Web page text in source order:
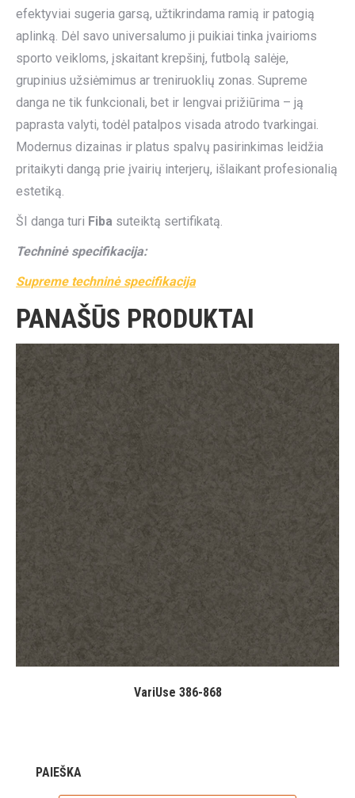
efektyviai sugeria garsą, užtikrindama ramią ir patogią
aplinką. Dėl savo universalumo ji puikiai tinka įvairioms
sporto veikloms, įskaitant krepšinį, futbolą salėje,
grupinius užsiėmimus ar treniruoklių zonas. Supreme
danga ne tik funkcionali, bet ir lengvai prižiūrima – ją
paprasta valyti, todėl patalpos visada atrodo tvarkingai.
Modernus dizainas ir platus spalvų pasirinkimas leidžia
pritaikyti dangą prie įvairių interjerų, išlaikant profesionalią
estetiką.
ŠI danga turi Fiba suteiktą sertifikatą.
Techninė specifikacija:
Supreme techninė specifikacija
PANAŠŪS PRODUKTAI
VariUse 386-868
PAIEŠKA